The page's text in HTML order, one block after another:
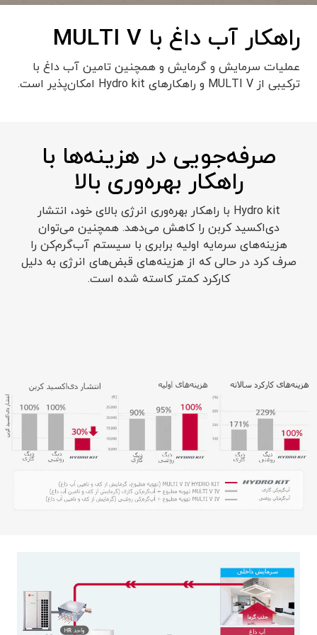
راهکار آب داغ با MULTI V
عملیات سرمایش و گرمایش و همچنین تامین آب داغ با
ترکیبی از MULTI V و راهکارهای Hydro kit امکان‌پذیر است.
صرفه‌جویی در هزینه‌ها با
راهکار بهره‌وری بالا
Hydro kit با راهکار بهره‌وری انرژی بالای خود، انتشار
دی‌اکسید کربن را کاهش می‌دهد. همچنین می‌توان
هزینه‌های سرمایه اولیه برابری با سیستم آب‌گرم‌کن را
صرف کرد در حالی که از هزینه‌های قبض‌های انرژی به دلیل
کارکرد کمتر کاسته شده است.